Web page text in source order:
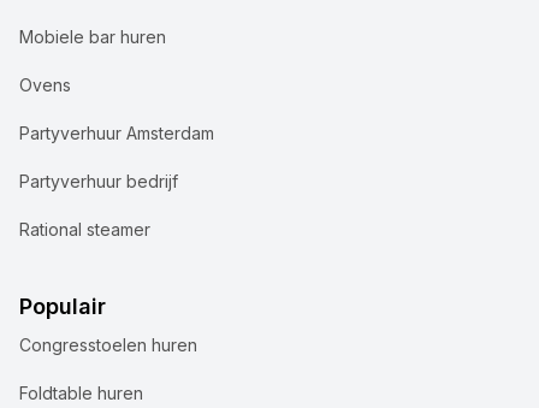
Mobiele bar huren
Ovens
Partyverhuur Amsterdam
Partyverhuur bedrijf
Rational steamer
Populair
Congresstoelen huren
Foldtable huren